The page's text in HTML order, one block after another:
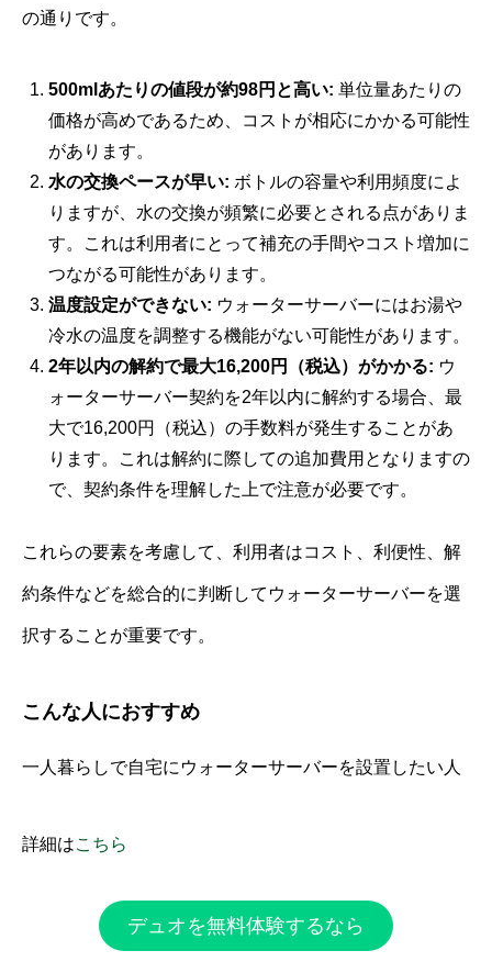
の通りです。
500mlあたりの値段が約98円と高い: 単位量あたりの
価格が高めであるため、コストが相応にかかる可能性
があります。
水の交換ペースが早い: ボトルの容量や利用頻度によ
りますが、水の交換が頻繁に必要とされる点がありま
す。これは利用者にとって補充の手間やコスト増加に
つながる可能性があります。
温度設定ができない: ウォーターサーバーにはお湯や
冷水の温度を調整する機能がない可能性があります。
2年以内の解約で最大16,200円（税込）がかかる: ウ
ォーターサーバー契約を2年以内に解約する場合、最
大で16,200円（税込）の手数料が発生することがあ
ります。これは解約に際しての追加費用となりますの
で、契約条件を理解した上で注意が必要です。
これらの要素を考慮して、利用者はコスト、利便性、解
約条件などを総合的に判断してウォーターサーバーを選
択することが重要です。
こんな人におすすめ
一人暮らしで自宅にウォーターサーバーを設置したい人
詳細はこちら
デュオを無料体験するなら